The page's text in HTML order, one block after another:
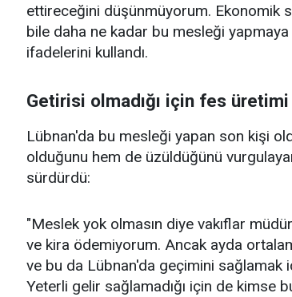
ettireceğini düşünmüyorum. Ekonomik
bile daha ne kadar bu mesleği
ifadelerini kullandı.
Getirisi olmadığı için fes
Lübnan'da bu mesleği yapan son kişi
olduğunu hem de üzüldüğünü
sürdürdü:
"Meslek yok olmasın diye vakıflar
ve kira ödemiyorum. Ancak ayda
ve bu da Lübnan'da geçimini sağlamak
Yeterli gelir sağlamadığı için de kimse